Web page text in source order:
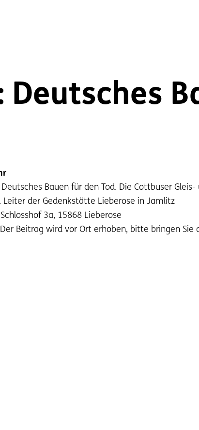
Deutsches
Bauen für den Tod. Die Cottbuser
Leiter der Gedenkstätte Lieberose in Jamlitz
3a, 15868 Lieberose
Beitrag wird vor Ort erhoben, bitte bringen